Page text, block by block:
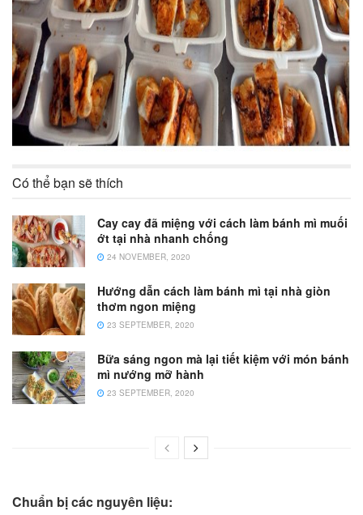
Có thể bạn sẽ thích
Cay cay đã miệng với cách làm bánh mì muối
ớt tại nhà nhanh chống
24 NOVEMBER, 2020
Hướng dẫn cách làm bánh mì tại nhà giòn
thơm ngon miệng
23 SEPTEMBER, 2020
Bữa sáng ngon mà lại tiết kiệm với món bánh
mì nướng mỡ hành
23 SEPTEMBER, 2020
Chuẩn bị các nguyên liệu: